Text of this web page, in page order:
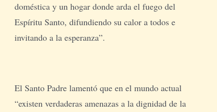
doméstica y un hogar donde arda el fuego del
Espíritu Santo, difundiendo su calor a todos e
invitando a la esperanza”.
El Santo Padre lamentó que en el mundo actual
“existen verdaderas amenazas a la dignidad de la